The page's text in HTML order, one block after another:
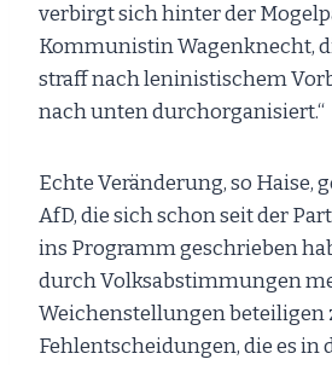
verbirgt sich hinter der
Kommunistin Wagenknecht,
straff nach leninistischem
nach unten durchorganisiert.“
Echte Veränderung, so Haise,
AfD, die sich schon seit der
ins Programm geschrieben
durch Volksabstimmungen
Weichenstellungen beteiligen
Fehlentscheidungen, die es in